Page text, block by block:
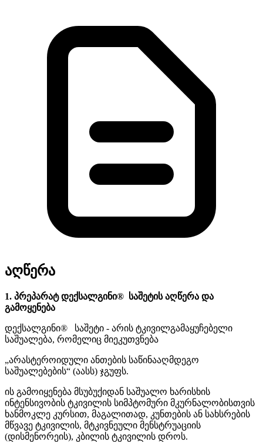
აღწერა
1. პრეპარატ დექსალგინი® საშეტის აღწერა და
გამოყენება
დექსალგინი® საშეტი - არის ტკივილგამაყუჩებელი
საშუალება, რომელიც მიეკუთვნება
„არასტეროიდული ანთების საწინააღმდეგო
საშუალებების“ (აასს) ჯგუფს.
ის გამოიყენება მსუბუქიდან საშუალო ხარისხის
ინტენსივობის ტკივილის სიმპტომური მკურნალობისთვის
ხანმოკლე კურსით, მაგალითად, კუნთების ან სახსრების
მწვავე ტკივილის, მტკივნეული მენსტრუაციის
(დისმენორეის), კბილის ტკივილის დროს.